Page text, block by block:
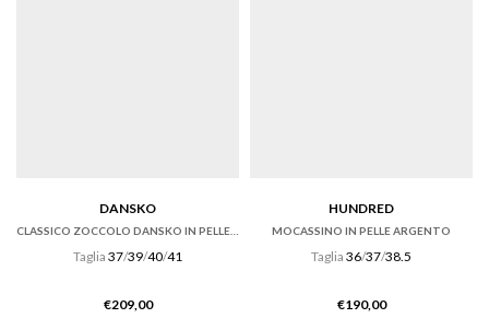
DANSKO
Taglia 37/39/40/41
€209,00
HUNDRED
MOCASSINO IN PELLE ARGENTO
Taglia 36/37/38.5
€190,00